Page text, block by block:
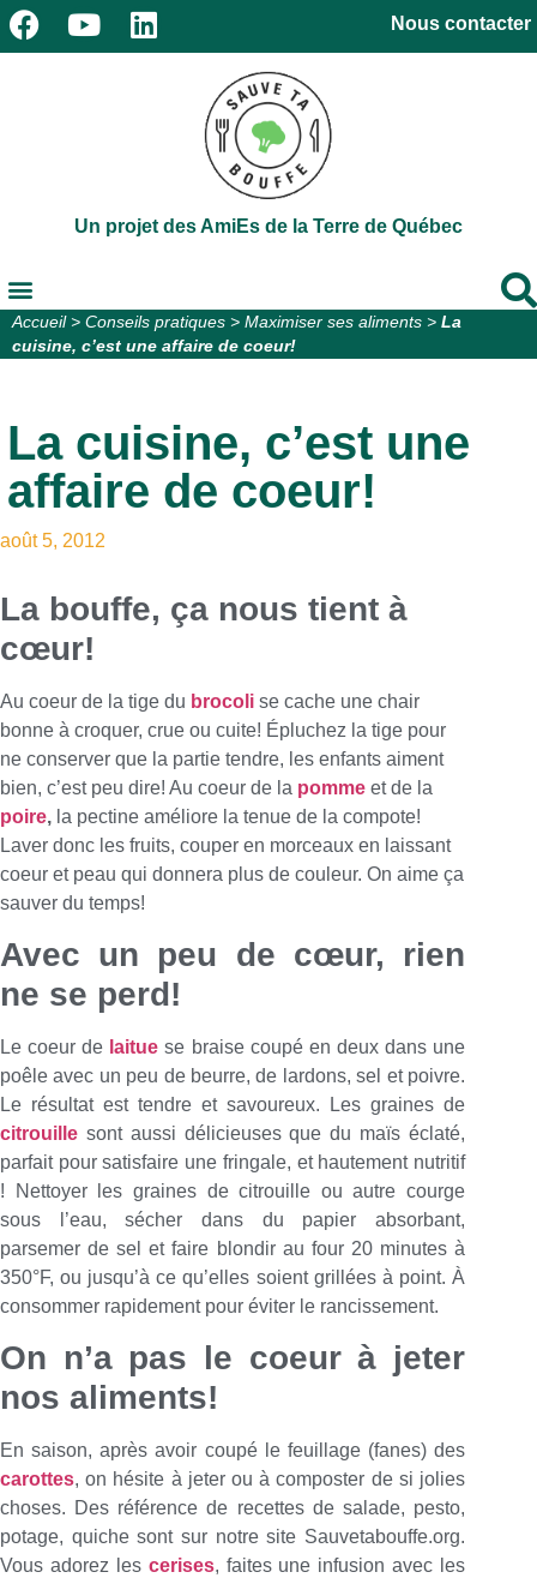
Nous contacter
Un projet des AmiEs de la Terre de Québec
Accueil> Conseils pratiques > Maximiser ses aliments > La
cuisine, c’est une affaire de coeur!
La cuisine, c’est une
affaire de coeur!
août 5, 2012
La bouffe, ça nous tient à
cœur!
Au coeur de la tige du brocoli se cache une chair
bonne à croquer, crue ou cuite! Épluchez la tige pour
ne conserver que la partie tendre, les enfants aiment
bien, c’est peu dire! Au coeur de la pomme et de la
poire, la pectine améliore la tenue de la compote!
Laver donc les fruits, couper en morceaux en laissant
coeur et peau qui donnera plus de couleur. On aime ça
sauver du temps!
Avec un peu de cœur, rien
ne se perd!
Le coeur de laitue se braise coupé en deux dans une
poêle avec un peu de beurre, de lardons, sel et poivre.
Le résultat est tendre et savoureux. Les graines de
citrouille sont aussi délicieuses que du maïs éclaté,
parfait pour satisfaire une fringale, et hautement nutritif
! Nettoyer les graines de citrouille ou autre courge
sous l’eau, sécher dans du papier absorbant,
parsemer de sel et faire blondir au four 20 minutes à
350°F, ou jusqu’à ce qu’elles soient grillées à point. À
consommer rapidement pour éviter le rancissement.
On n’a pas le coeur à jeter
nos aliments!
En saison, après avoir coupé le feuillage (fanes) des
carottes, on hésite à jeter ou à composter de si jolies
choses. Des référence de recettes de salade, pesto,
potage, quiche sont sur notre site Sauvetabouffe.org.
Vous adorez les cerises, faites une infusion avec les